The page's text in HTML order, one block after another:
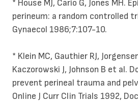
* House MJ, Cario G, Jones MH.
perineum: a random controlled
Gynaecol 1986;7:107-10.
* Klein MC, Gauthier RJ,
Kaczorowski J, Johnson B et al.
prevent perineal trauma and
Online J Curr Clin Trials 1992,